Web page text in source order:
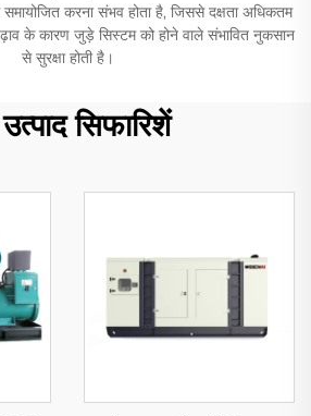
करना संभव होता है, जिससे दक्षता अधिकतम
के कारण जुड़े सिस्टम को होने वाले संभावित नुकसान
से सुरक्षा होती है।
सिफारिशें